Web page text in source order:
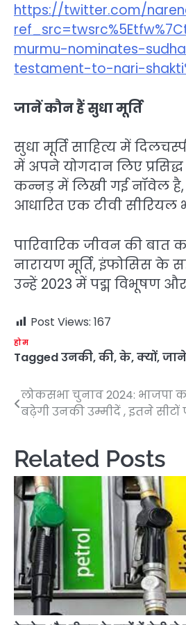
https://twitter.com/
murmu-nominates-
testament-to-nari-
जानें कौन हैं सुधा मूर्ति
सुधा मूर्ति साहित्य में
में अपने योगदान लिए
कन्नड़ में लिखी गई नॉवेल है,
आधारित एक टीवी सीरियल
पारिवारिक जीवन की बात
नारायण मूर्ति, इंफोसिस के
उन्हें 2023 में पद्म विभूषण
Post Views: 167
होम
Taggedउनकी,की,के,क्यों,जाने
Post
navigation
लोकसभा चुनाव 2024: भाजपा
बढ़ेगी उनकी उम्मीदें , इतने सीटों
Related Posts